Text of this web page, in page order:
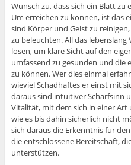
Wunsch zu, dass sich ein Blatt
Um erreichen zu können, ist das
sind Körper und Geist zu
zu beleuchten. All das
lösen, um klare Sicht auf den
umfassend zu gesunden und die
zu können. Wer dies einmal
wieviel Schadhaftes er einst mit
daraus sind intuitiver Scharfsinn
Vitalität, mit dem sich in einer Art
wie es bis dahin sicherlich nicht
sich daraus die Erkenntnis für
die entschlossene Bereitschaft,
unterstützen.